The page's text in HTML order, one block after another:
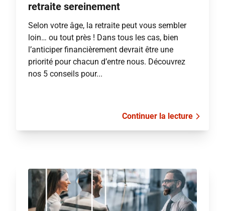
retraite sereinement
Selon votre âge, la retraite peut vous sembler
loin… ou tout près ! Dans tous les cas, bien
l’anticiper financièrement devrait être une
priorité pour chacun d’entre nous. Découvrez
nos 5 conseils pour...
Continuer la lecture